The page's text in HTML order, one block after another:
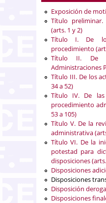
Exposición de
Título preliminar.
(arts. 1 y 2)
Título I. De
procedimiento
Título II. De
Administraciones
Título III. De los
34 a 52)
Título IV. De
procedimiento
53 a 105)
Título V. De la
administrativa
Título VI. De la
potestad para
disposiciones
Disposiciones
Disposiciones
Disposición
Disposiciones